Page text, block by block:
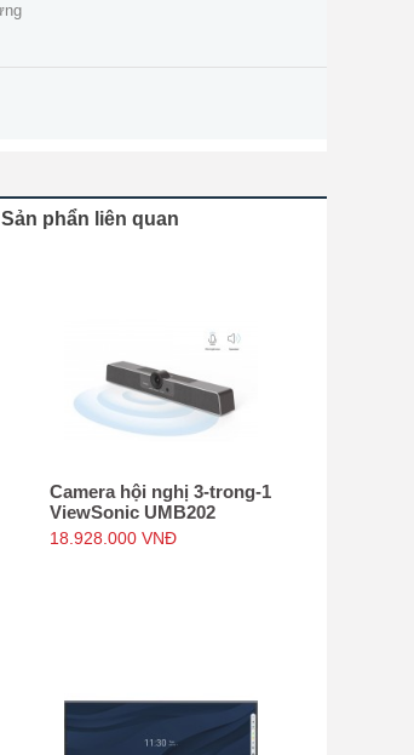
Sản phẩn liên quan
Camera hội nghị 3-trong-1
ViewSonic UMB202
18.928.000 VNĐ